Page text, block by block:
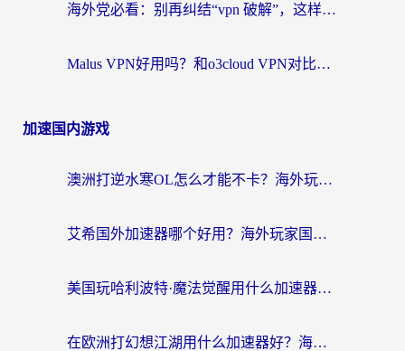
海外党必看：别再纠结“vpn 破解”，这样选回国加速器才能真正无缝访问国内资源
Malus VPN好用吗？和o3cloud VPN对比哪个回国效果更好？
加速国内游戏
澳洲打逆水寒OL怎么才能不卡？海外玩家国服游戏加速终极指南（附梦幻模拟战地铁跑酷解决办法）
艾希国外加速器哪个好用？海外玩家国服游戏畅玩终极指南（附欧洲玩鸣潮街头篮球实测）
美国玩哈利波特·魔法觉醒用什么加速器？告别延迟的终极指南（含免费QQ炫舞方案+印尼妄想山海秘籍）
在欧洲打幻想江湖用什么加速器好？海外玩家国服游戏畅玩指南